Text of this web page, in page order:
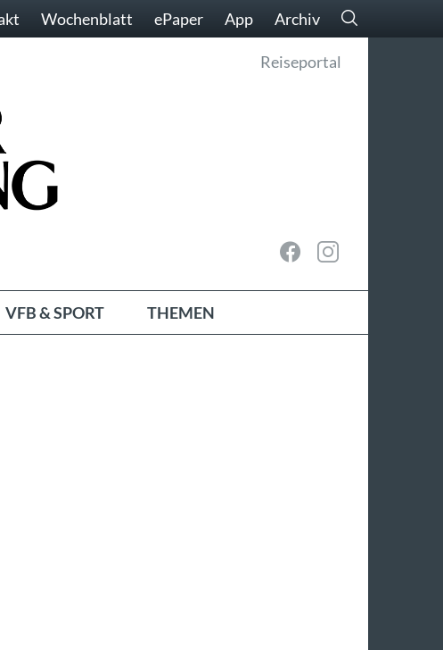
Wochenblatt ePaper App Archiv
Reiseportal
VFB & SPORT THEMEN